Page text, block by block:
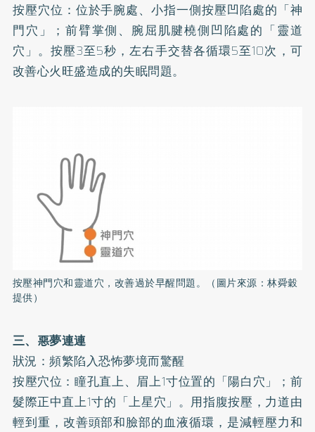
按壓穴位：位於手腕處、小指一側按壓凹陷處的「神
門穴」；前臂掌側、腕屈肌腱橈側凹陷處的「靈道
穴」。按壓3至5秒，左右手交替各循環5至10次，可
改善心火旺盛造成的失眠問題。
按壓神門穴和靈道穴，改善過於早醒問題。（圖片來源：林舜穀
提供）
三、惡夢連連
狀況：頻繁陷入恐怖夢境而驚醒
按壓穴位：瞳孔直上、眉上1寸位置的「陽白穴」；前
髮際正中直上1寸的「上星穴」。用指腹按壓，力道由
輕到重，改善頭部和臉部的血液循環，是減輕壓力和